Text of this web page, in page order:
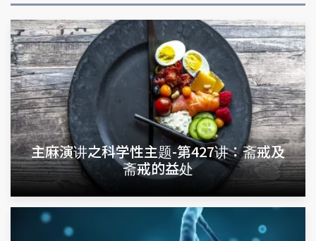
主麻演讲之科学性主题-第427讲：斋戒及
斋戒的益处